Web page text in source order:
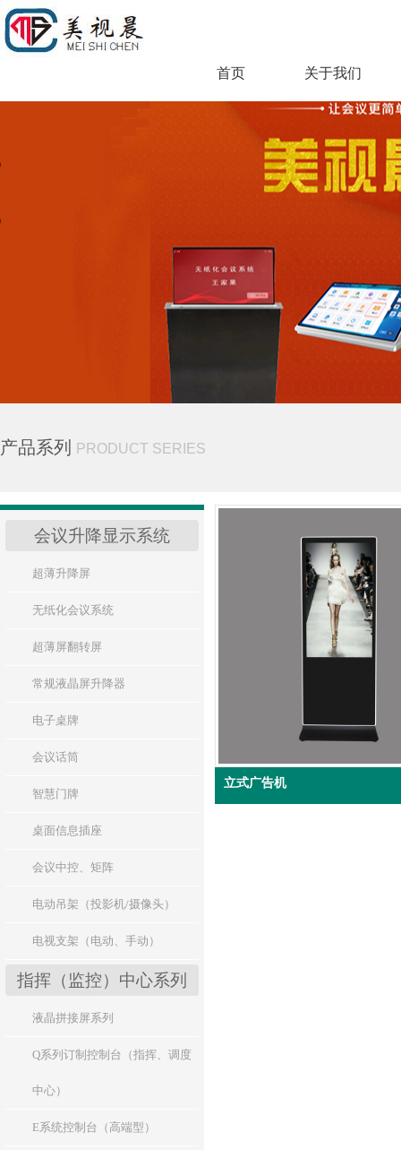
首页 关于我们
产品系列 PRODUCT SERIES
会议升降显示系统
超薄升降屏
无纸化会议系统
超薄屏翻转屏
常规液晶屏升降器
电子桌牌
会议话筒
智慧门牌
桌面信息插座
会议中控、矩阵
电动吊架（投影机/摄像头）
电视支架（电动、手动）
指挥（监控）中心系列
液晶拼接屏系列
Q系列订制控制台（指挥、调度
中心）
E系统控制台（高端型）
立式广告机